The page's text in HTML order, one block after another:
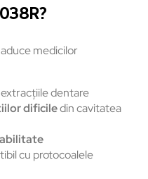
medicilor
dentare
dificiledin cavitatea
cu protocoalele